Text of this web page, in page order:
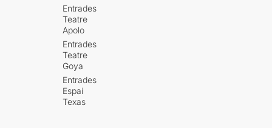
Entrades
Teatre
Apolo
Entrades
Teatre
Goya
Entrades
Espai
Texas